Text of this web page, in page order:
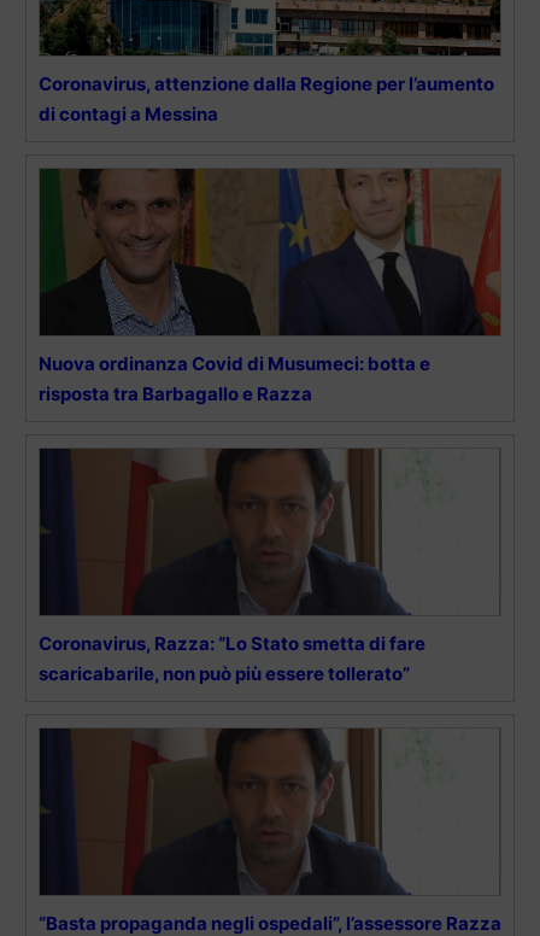
Coronavirus, attenzione dalla Regione per l’aumento
di contagi a Messina
Nuova ordinanza Covid di Musumeci: botta e
risposta tra Barbagallo e Razza
Coronavirus, Razza: “Lo Stato smetta di fare
scaricabarile, non può più essere tollerato”
“Basta propaganda negli ospedali”, l’assessore Razza